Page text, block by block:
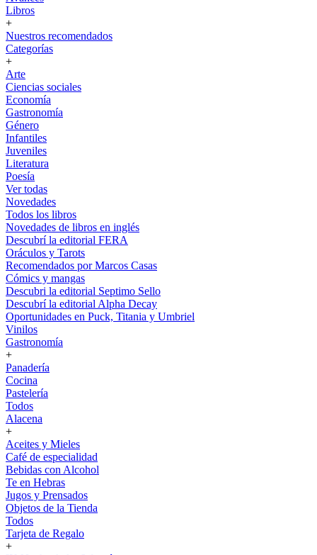
Libros
+
Nuestros recomendados
Categorías
+
Arte
Ciencias sociales
Economía
Gastronomía
Género
Infantiles
Juveniles
Literatura
Poesía
Ver todas
Novedades
Todos los libros
Novedades de libros en inglés
Descubrí la editorial FERA
Oráculos y Tarots
Recomendados por Marcos Casas
Cómics y mangas
Descubri la editorial Septimo Sello
Descubrí la editorial Alpha Decay
Oportunidades en Puck, Titania y Umbriel
Vinilos
Gastronomía
+
Panadería
Cocina
Pastelería
Todos
Alacena
+
Aceites y Mieles
Café de especialidad
Bebidas con Alcohol
Te en Hebras
Jugos y Prensados
Objetos de la Tienda
Todos
Tarjeta de Regalo
+